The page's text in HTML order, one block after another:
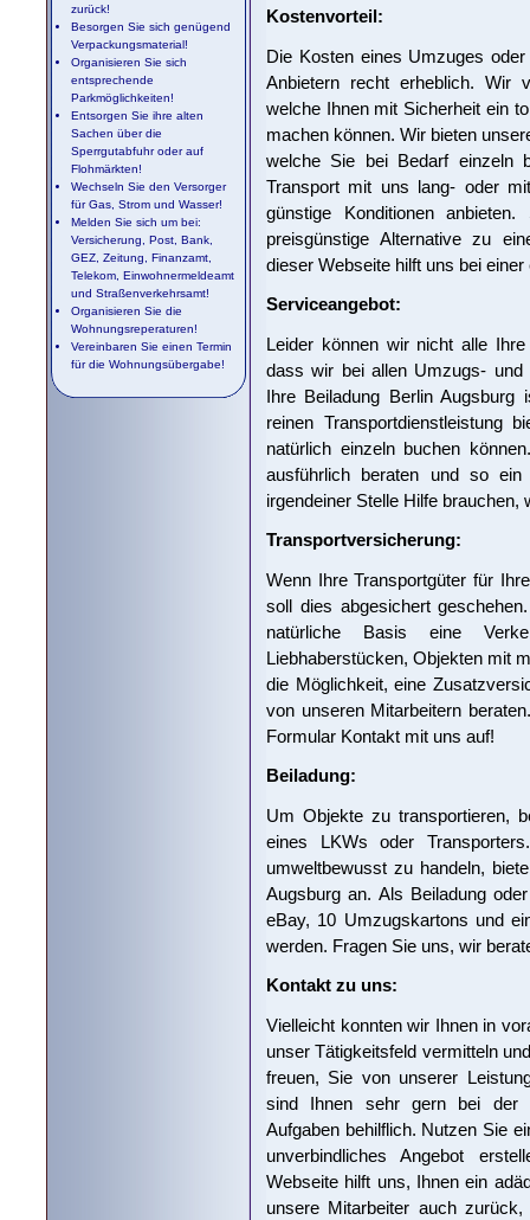
Kostenvorteil:
Die Kosten eines Umzuges
Anbietern recht erheblich. Wir
welche Ihnen mit Sicherheit ein
machen können. Wir bieten
welche Sie bei Bedarf einzeln
Transport mit uns lang- oder
günstige Konditionen
preisgünstige Alternative zu
dieser Webseite hilft uns bei
Serviceangebot:
Leider können wir nicht alle
dass wir bei allen Umzugs- und
Ihre Beiladung Berlin
reinen Transportdienstleistung
natürlich einzeln buchen
ausführlich beraten und so
irgendeiner Stelle Hilfe
Transportversicherung:
Wenn Ihre Transportgüter für
soll dies abgesichert
natürliche Basis eine
Liebhaberstücken, Objekten mit
die Möglichkeit, eine
von unseren Mitarbeitern
Formular Kontakt mit uns auf!
Beiladung:
Um Objekte zu transportieren,
eines LKWs oder
umweltbewusst zu handeln,
Augsburg an. Als Beiladung
eBay, 10 Umzugskartons und
werden. Fragen Sie uns, wir
Kontakt zu uns:
Vielleicht konnten wir Ihnen in
unser Tätigkeitsfeld vermitteln
freuen, Sie von unserer
sind Ihnen sehr gern bei der
Aufgaben behilflich. Nutzen Sie
unverbindliches Angebot
Webseite hilft uns, Ihnen ein
unsere Mitarbeiter auch
zurück!
Besorgen Sie sich genügend
Verpackungsmaterial!
Organisieren Sie sich
entsprechende
Parkmöglichkeiten!
Entsorgen Sie ihre alten
Sachen über die
Sperrgutabfuhr oder auf
Flohmärkten!
Wechseln Sie den Versorger
für Gas, Strom und Wasser!
Melden Sie sich um bei:
Versicherung, Post, Bank,
GEZ, Zeitung, Finanzamt,
Telekom, Einwohnermeldeamt
und Straßenverkehrsamt!
Organisieren Sie die
Wohnungsreperaturen!
Vereinbaren Sie einen Termin
für die Wohnungsübergabe!